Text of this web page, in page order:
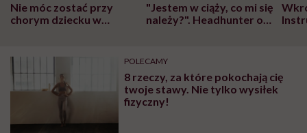
Nie móc zostać przy
chorym dziecku w
może chyba tylko
wyobraźni"
"Jestem w ciąży, co mi się
należy?". Headhunter o
pracy
POLECAMY
8 rzeczy, za które pokochają cię
twoje stawy. Nie tylko wysiłek
fizyczny!